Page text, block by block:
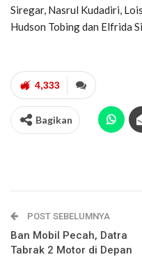
Siregar, Nasrul Kudadiri,
Hudson Tobing dan Elfrida
4,333
Bagikan
POST SEBELUMNYA
Ban Mobil Pecah, Datra
Tabrak 2 Motor di Depan